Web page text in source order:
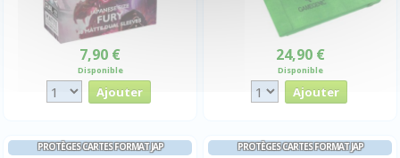
7,90 €
Disponible
24,90 €
Disponible
PROTÈGES CARTES FORMAT JAP PROTÈGES CARTES FORMAT JAP